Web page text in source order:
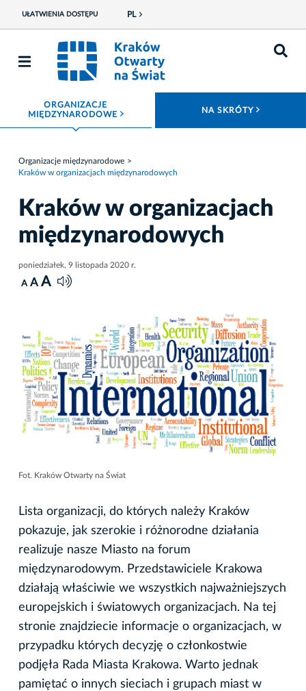
UŁATWIENIA DOSTĘPU PL
ORGANIZACJE
MIĘDZYNARODOWE ROZWIŃ MENU NA SKRÓTY
Organizacje międzynarodowe
Kraków w organizacjach międzynarodowych
Kraków w organizacjach
międzynarodowych
poniedziałek, 9 listopada 2020 r.
A A A
Fot. Kraków Otwarty na Świat
Lista organizacji, do których należy Kraków
pokazuje, jak szerokie i różnorodne działania
realizuje nasze Miasto na forum
międzynarodowym. Przedstawiciele Krakowa
działają właściwie we wszystkich najważniejszych
europejskich i światowych organizacjach. Na tej
stronie znajdziecie informacje o organizacjach, w
przypadku których decyzję o członkostwie
podjęła Rada Miasta Krakowa. Warto jednak
pamiętać o innych sieciach i grupach miast w